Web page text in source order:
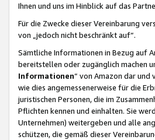
Ihnen und uns im Hinblick auf das
Für die Zwecke dieser Vereinbarung
von „jedoch nicht beschränkt auf“.
Sämtliche Informationen in Bezug auf
bereitstellen oder zugänglich machen
Informationen“ von Amazon dar und
wie dies angemessenerweise für die
juristischen Personen, die im
Pflichten kennen und einhalten. Sie
Unternehmen) weitergeben und alle
schützen, die gemäß dieser